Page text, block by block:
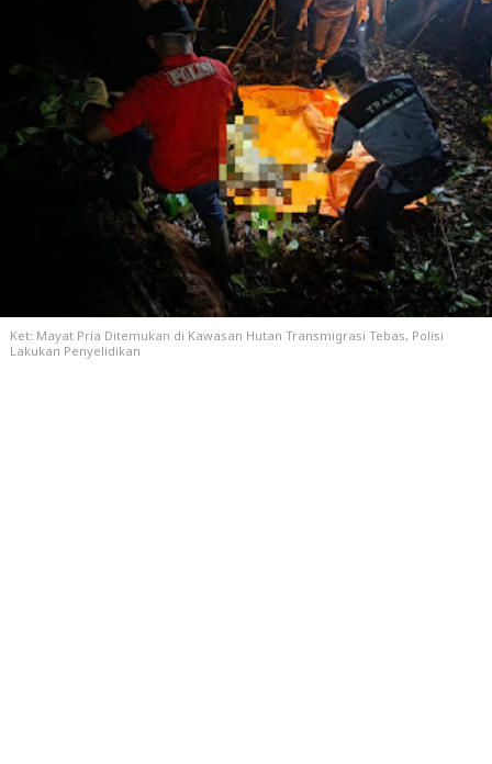
Ket: Mayat Pria Ditemukan di Kawasan Hutan Transmigrasi Tebas, Polisi
Lakukan Penyelidikan